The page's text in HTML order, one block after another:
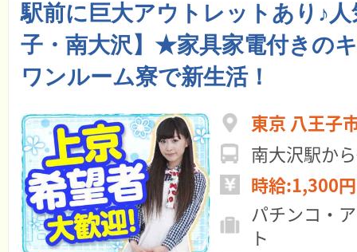
駅前に巨大アウトレットあり♪
子・南大沢】★家具家電付きの
ワンルーム寮で新生活！
東京 八王子
南大沢駅か
時給:1,300
パチンコ・
ト